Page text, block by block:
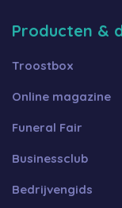
Producten &
Troostbox
Online magazine
Funeral Fair
Businessclub
Bedrijvengids